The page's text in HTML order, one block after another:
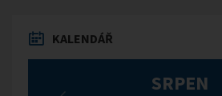
KALENDÁŘ
SRPEN